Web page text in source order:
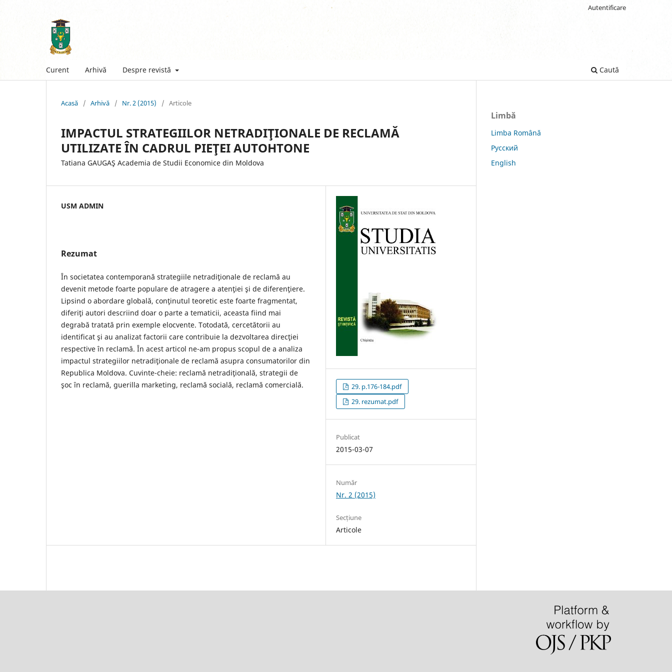
Curent Arhivă Despre revistă Caută
Autentificare
Acasă / Arhivă / Nr. 2 (2015) / Articole
IMPACTUL STRATEGIILOR NETRADIŢIONALE DE RECLAMĂ
UTILIZATE ÎN CADRUL PIEŢEI AUTOHTONE
Tatiana GAUGAŞ Academia de Studii Economice din Moldova
USM ADMIN
Rezumat
În societatea contemporană strategiile netradiţionale de reclamă au
devenit metode foarte populare de atragere a atenţiei şi de diferenţiere.
Lipsind o abordare globală, conţinutul teoretic este foarte fragmentat,
diferiţi autori descriind doar o parte a tematicii, aceasta fiind mai
degrabă tratată prin exemple elocvente. Totodată, cercetătorii au
identificat şi au analizat factorii care contribuie la dezvoltarea direcţiei
respective în reclamă. În acest articol ne-am propus scopul de a analiza
impactul strategiilor netradiţionale de reclamă asupra consumatorilor din
Republica Moldova. Cuvinte-cheie: reclamă netradiţională, strategii de
şoc în reclamă, guerilla marketing, reclamă socială, reclamă comercială.
29. p.176-184.pdf
29. rezumat.pdf
Publicat
2015-03-07
Număr
Nr. 2 (2015)
Secțiune
Articole
Limbă
Limba Română
Русский
English